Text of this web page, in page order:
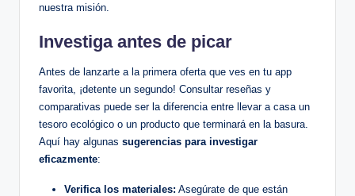
nuestra misión.
Investiga antes de picar
Antes de lanzarte a la primera oferta que ves en tu app
favorita, ¡detente un segundo! Consultar reseñas y
comparativas puede ser la diferencia entre llevar a casa un
tesoro ecológico o un producto que terminará en la basura.
Aquí hay algunas sugerencias para investigar
eficazmente:
Verifica los materiales: Asegúrate de que están